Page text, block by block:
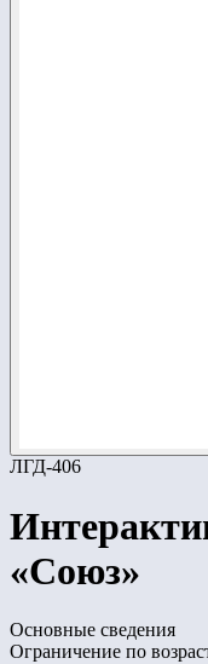
ЛГД-406
«Союз»
Основные сведения
Ограничение по